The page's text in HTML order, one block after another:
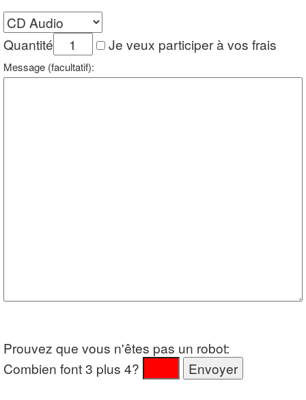
Quantité Je veux participer à vos frais
Message (facultatif):
Prouvez que vous n'êtes pas un robot:
Combien font 3 plus 4?